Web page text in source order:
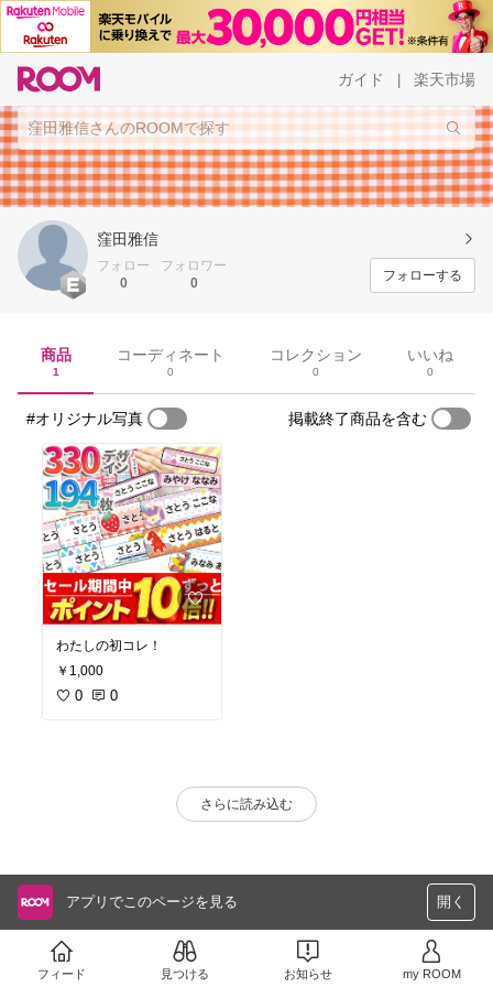
ガイド 楽天市場
窪田雅信
フォロー
0
フォロワー
0
フォローする
商品
1
コーディネート
0
コレクション
0
いいね
0
#オリジナル写真 掲載終了商品を含む
わたしの初コレ！
￥1,000
0 0
さらに読み込む
アプリでこのページを見る 開く
フィード 見つける お知らせ my ROOM